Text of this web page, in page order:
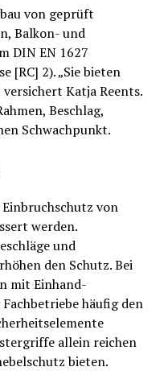
von geprüft
Balkon- und
DIN EN 1627
[RC] 2). „Sie bieten
Katja Reents.
Beschlag,
Schwachpunkt.
von
werden.
und
den Schutz. Bei
mit Einhand-
häufig den
allein reichen
bieten.